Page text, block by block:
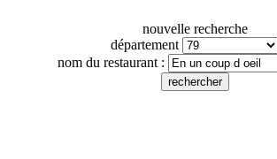
nouvelle recherche
département
nom du restaurant :